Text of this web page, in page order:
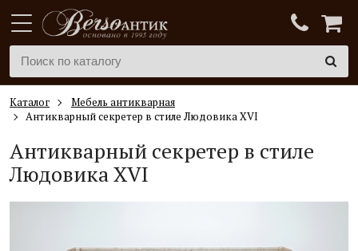
Каталог
Мебель антикварная
Антикварный секретер в стиле Людовика XVI
Антикварный секретер в стиле
Людовика XVI